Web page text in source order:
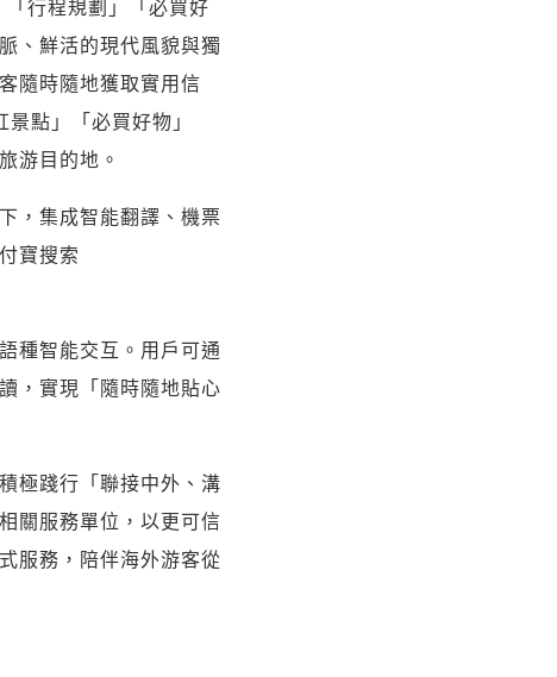
「行程規劃 」「必買好
、鮮活的現代風貌與獨
隨時隨地獲取實用信
景點 」「必買好物 」
游目的地。
，集成智能翻譯、機票
寶搜索
種智能交互。用戶可通
，實現 「隨時隨地貼心
極踐行 「聯接中外、溝
關服務單位，以更可信
服務，陪伴海外游客從